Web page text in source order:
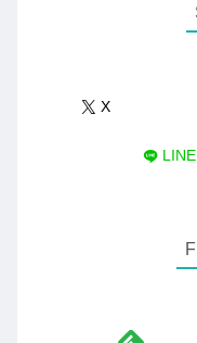
X
LINE